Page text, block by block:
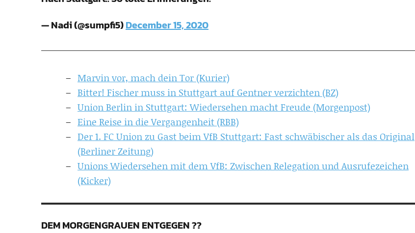
— Nadi (@sumpfi5)December 15, 2020
Marvin vor, mach dein Tor (Kurier)
Bitter! Fischer muss in Stuttgart auf Gentner verzichten (BZ)
Union Berlin in Stuttgart: Wiedersehen macht Freude (Morgenpost)
Eine Reise in die Vergangenheit (RBB)
Der 1. FC Union zu Gast beim VfB Stuttgart: Fast schwäbischer als das Original
(Berliner Zeitung)
Unions Wiedersehen mit dem VfB: Zwischen Relegation und Ausrufezeichen
(Kicker)
DEM MORGENGRAUEN ENTGEGEN ??